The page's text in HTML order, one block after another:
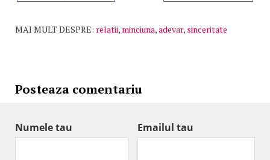
MAI MULT DESPRE: relatii, minciuna,adevar, sinceritate
Posteaza comentariu
Numele tau Emailul tau